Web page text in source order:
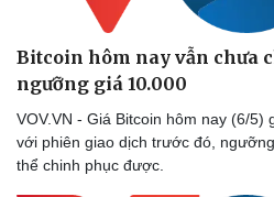
Thể thao
Bóng đá
Lịch thi đấu bóng đá
Thế giới thể thao
Bitcoin hôm nay vẫn chưa
ngưỡng giá 10.000
VOV.VN - Giá Bitcoin hôm nay (6/5)
với phiên giao dịch trước đó,
thể chinh phục được.